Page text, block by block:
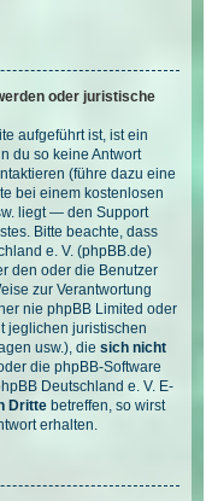
oder juristische
aufgeführt ist, ist ein
du so keine Antwort
(führe dazu eine
bei einem kostenlosen
liegt — den Support
Bitte beachte, dass
e. V. (phpBB.de)
den oder die Benutzer
zur Verantwortung
nie phpBB Limited oder
jeglichen juristischen
usw.), die sich nicht
die phpBB-Software
Deutschland e. V. E-
Dritte betreffen, so wirst
erhalten.